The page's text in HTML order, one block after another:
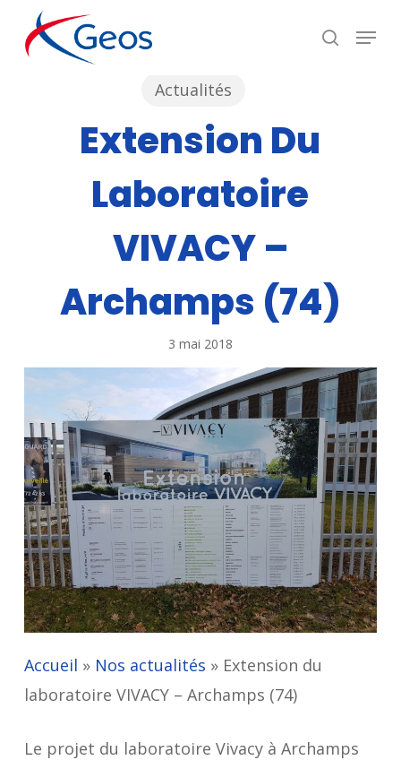
Menu
Actualités
Extension Du
Laboratoire
VIVACY –
Archamps (74)
3 mai 2018
Accueil » Nos actualités » Extension du
laboratoire VIVACY – Archamps (74)
Le projet du laboratoire Vivacy à Archamps